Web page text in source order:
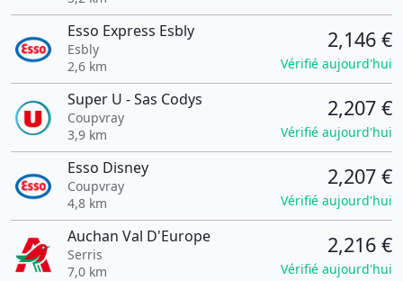
Esso Express Esbly
Esbly
2,6 km
2,146 €
Vérifié aujourd'hui
Super U - Sas Codys
Coupvray
3,9 km
2,207 €
Vérifié aujourd'hui
Esso Disney
Coupvray
4,8 km
2,207 €
Vérifié aujourd'hui
Auchan Val D'Europe
Serris
7,0 km
2,216 €
Vérifié aujourd'hui